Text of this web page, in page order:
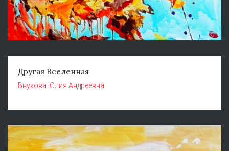
Другая Вселенная
Внукова Юлия Андреевна